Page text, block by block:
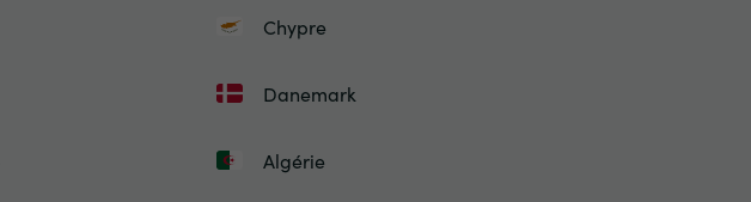
Chypre
Danemark
Algérie